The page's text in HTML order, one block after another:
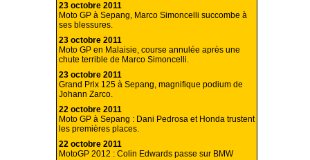
23 octobre 2011
Moto GP à Sepang, Marco Simoncelli succombe à
ses blessures.
23 octobre 2011
Moto GP en Malaisie, course annulée après une
chute terrible de Marco Simoncelli.
23 octobre 2011
Grand Prix 125 à Sepang, magnifique podium de
Johann Zarco.
22 octobre 2011
Moto GP à Sepang : Dani Pedrosa et Honda trustent
les premières places.
22 octobre 2011
MotoGP 2012 : Colin Edwards passe sur BMW